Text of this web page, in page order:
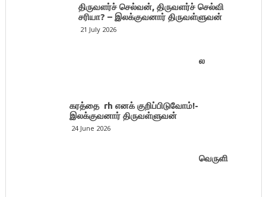
திருவளர்ச் செல்வன், திருவளர்ச் செல்வி
சரியா? – இலக்குவனார் திருவள்ளுவன்
21 July 2026
ல
கரத்தை rh எனக் குறிப்பிடுவோம்!-
இலக்குவனார் திருவள்ளுவன்
24 June 2026
வெருளி